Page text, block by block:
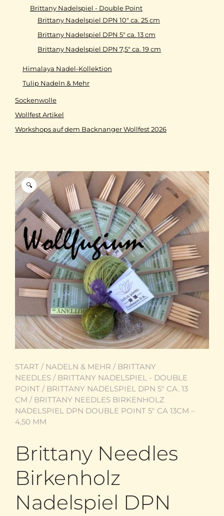
🔍
START / NADELN & MEHR / BRITTANY
NEEDLES / BRITTANY NADELSPIEL - DOUBLE
POINT / BRITTANY NADELSPIEL DPN 5" CA. 13
CM / BRITTANY NEEDLES BIRKENHOLZ
NADELSPIEL DPN DOUBLE POINT 5″ CA 13CM –
4,50 MM
Brittany Needles
Birkenholz
Nadelspiel DPN
Brittany Nadelspiel - Double Point
Brittany Nadelspiel DPN 10" ca. 25 cm
Brittany Nadelspiel DPN 5" ca. 13 cm
Brittany Nadelspiel DPN 7,5" ca. 19 cm
Himalaya Nadel-Kollektion
Tulip Nadeln & Mehr
Sockenwolle
Wollfest Artikel
Workshops auf dem Backnanger Wollfest 2026